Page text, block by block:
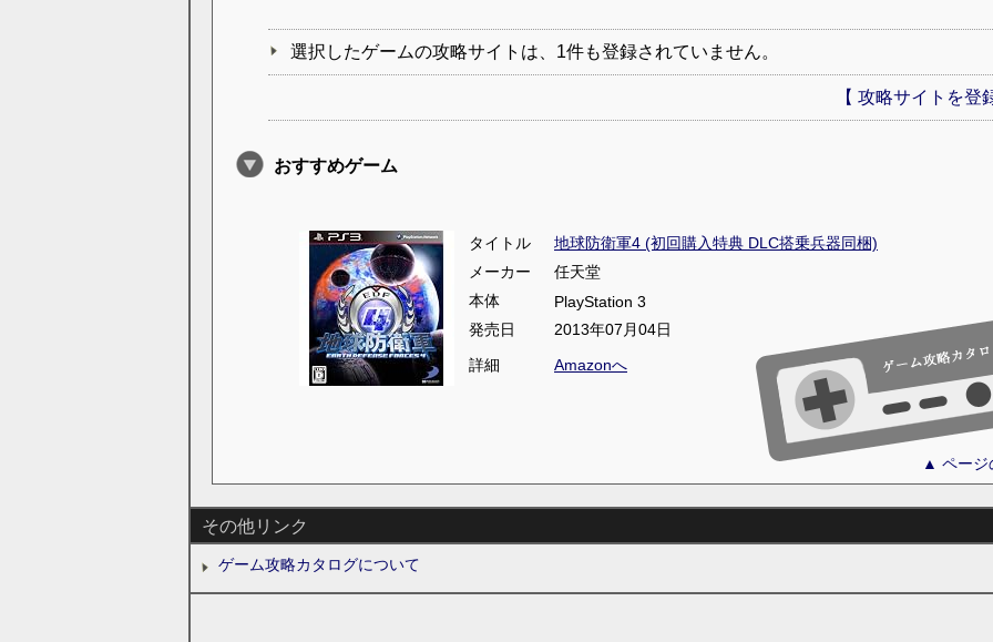
選択したゲームの攻略サイトは、1件も登録されていません。
【 攻略サイトを登
おすすめゲーム
タイトル
地球防衛軍4 (初回購入特典 DLC搭乗兵器同梱)
メーカー
任天堂
本体
PlayStation 3
発売日
2013年07月04日
詳細
Amazonへ
▲ ページ
その他リンク
ゲーム攻略カタログについて